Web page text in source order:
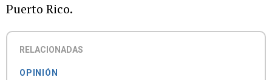
Puerto Rico.
RELACIONADAS
OPINIÓN